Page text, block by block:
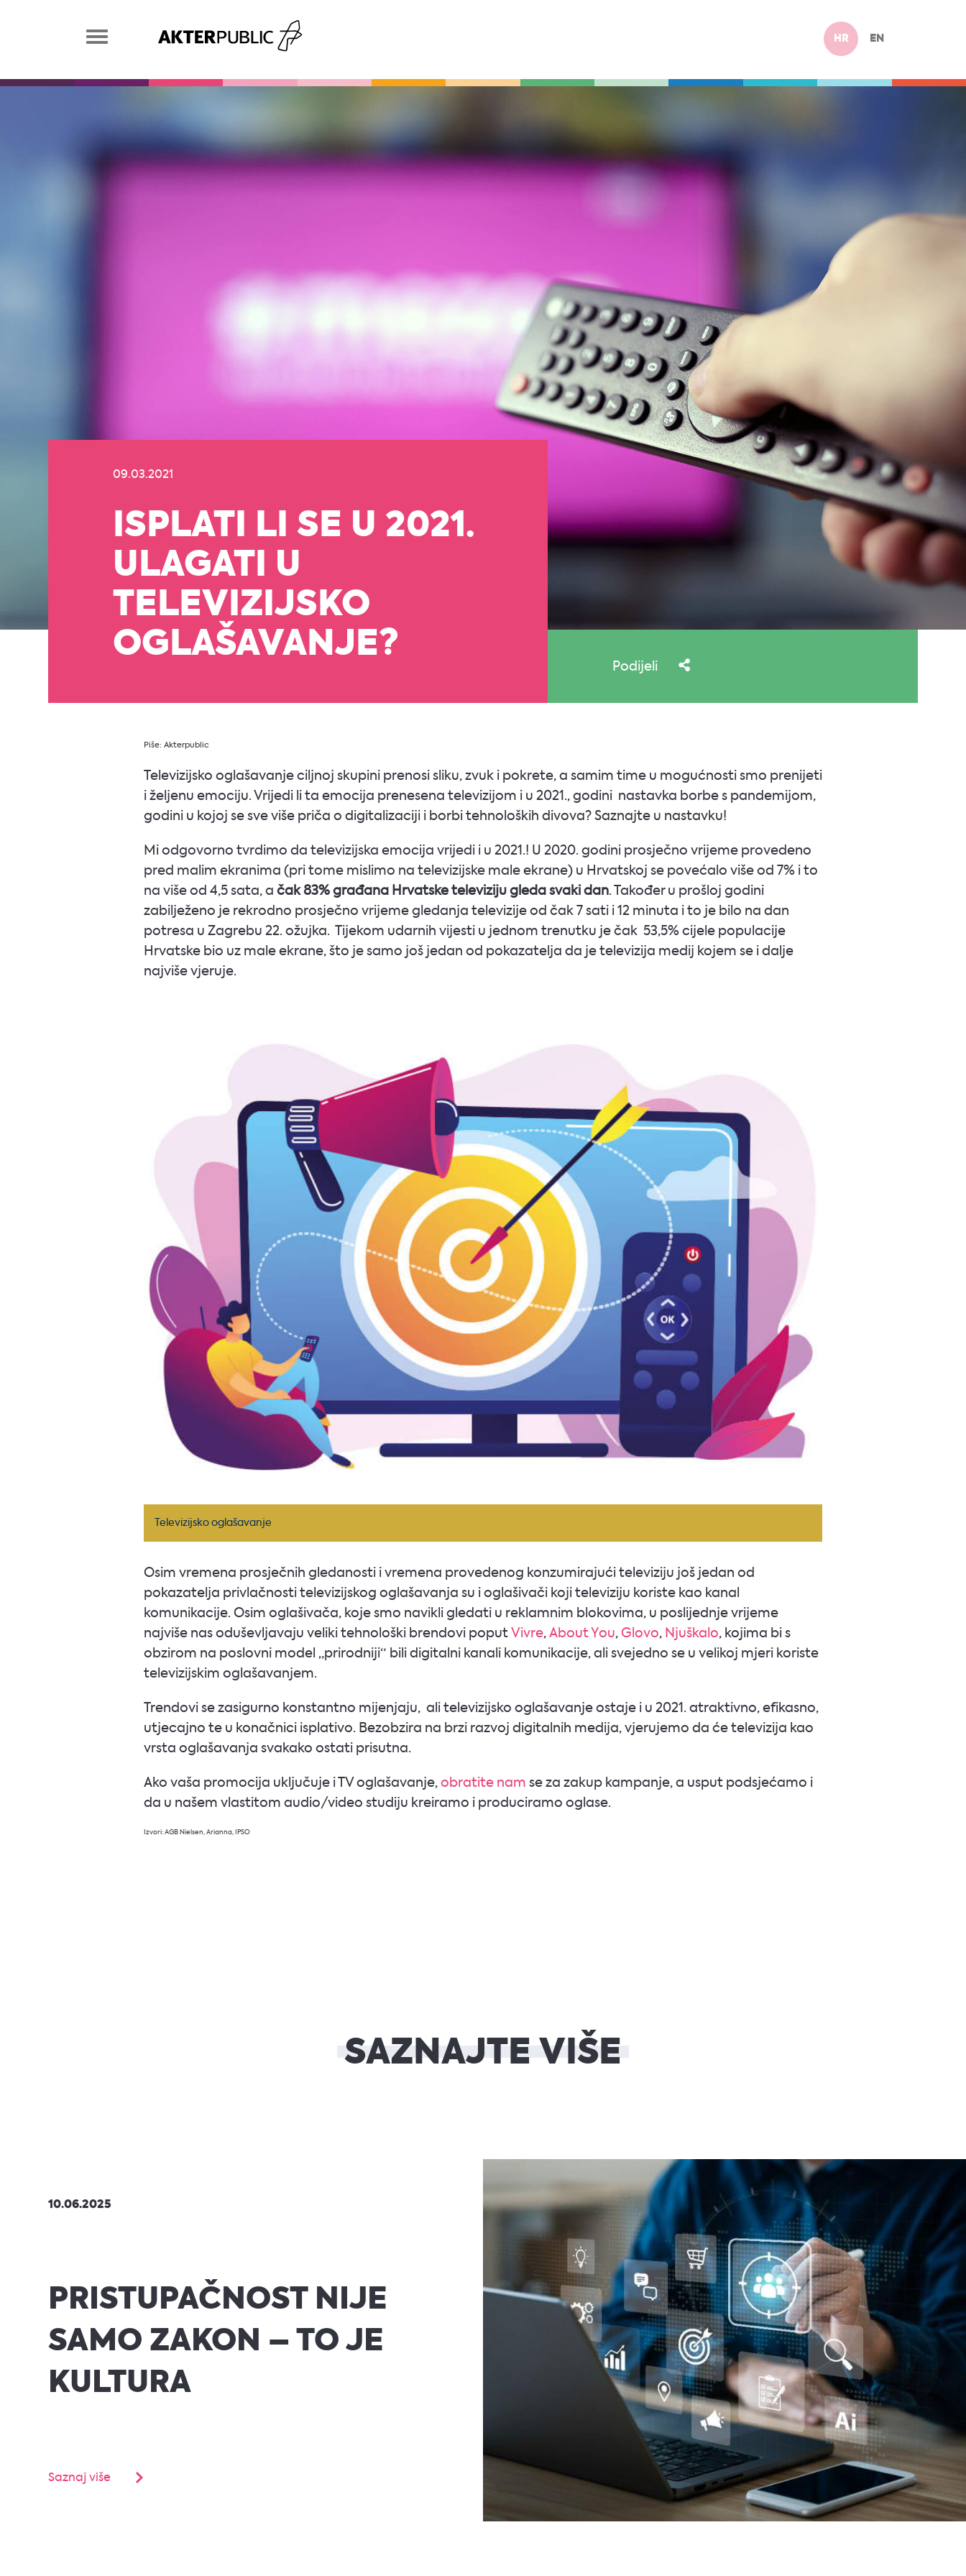
HR EN
09.03.2021
ISPLATI LI SE U 2021.
ULAGATI U
TELEVIZIJSKO
OGLAŠAVANJE?
Podijeli
Piše: Akterpublic
Televizijsko oglašavanje ciljnoj skupini prenosi sliku, zvuk i pokrete, a samim time u mogućnosti smo prenijeti
i željenu emociju. Vrijedi li ta emocija prenesena televizijom i u 2021., godini nastavka borbe s pandemijom,
godini u kojoj se sve više priča o digitalizaciji i borbi tehnoloških divova? Saznajte u nastavku!
Mi odgovorno tvrdimo da televizijska emocija vrijedi i u 2021.! U 2020. godini prosječno vrijeme provedeno
pred malim ekranima (pri tome mislimo na televizijske male ekrane) u Hrvatskoj se povećalo više od 7% i to
na više od 4,5 sata, a čak 83% građana Hrvatske televiziju gleda svaki dan. Također u prošloj godini
zabilježeno je rekrodno prosječno vrijeme gledanja televizije od čak 7 sati i 12 minuta i to je bilo na dan
potresa u Zagrebu 22. ožujka. Tijekom udarnih vijesti u jednom trenutku je čak 53,5% cijele populacije
Hrvatske bio uz male ekrane, što je samo još jedan od pokazatelja da je televizija medij kojem se i dalje
najviše vjeruje.
Televizijsko oglašavanje
Osim vremena prosječnih gledanosti i vremena provedenog konzumirajući televiziju još jedan od
pokazatelja privlačnosti televizijskog oglašavanja su i oglašivači koji televiziju koriste kao kanal
komunikacije. Osim oglašivača, koje smo navikli gledati u reklamnim blokovima, u poslijednje vrijeme
najviše nas oduševljavaju veliki tehnološki brendovi poput Vivre, About You, Glovo, Njuškalo, kojima bi s
obzirom na poslovni model „prirodniji“ bili digitalni kanali komunikacije, ali svejedno se u velikoj mjeri koriste
televizijskim oglašavanjem.
Trendovi se zasigurno konstantno mijenjaju, ali televizijsko oglašavanje ostaje i u 2021. atraktivno, efikasno,
utjecajno te u konačnici isplativo. Bezobzira na brzi razvoj digitalnih medija, vjerujemo da će televizija kao
vrsta oglašavanja svakako ostati prisutna.
Ako vaša promocija uključuje i TV oglašavanje, obratite nam se za zakup kampanje, a usput podsjećamo i
da u našem vlastitom audio/video studiju kreiramo i produciramo oglase.
Izvori: AGB Nielsen, Arianna, IPSO
SAZNAJTE VIŠE
10.06.2025
PRISTUPAČNOST NIJE
SAMO ZAKON – TO JE
KULTURA
Saznaj više